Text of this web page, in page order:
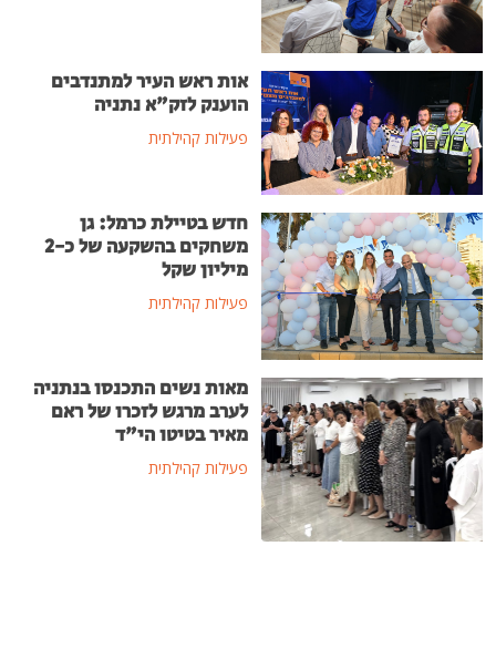
אות ראש העיר למתנדבים
הוענק לזק"א נתניה
פעילות קהילתית
חדש בטיילת כרמל: גן
משחקים בהשקעה של כ-2
מיליון שקל
פעילות קהילתית
מאות נשים התכנסו בנתניה
לערב מרגש לזכרו של ראם
מאיר בטיטו הי"ד
פעילות קהילתית